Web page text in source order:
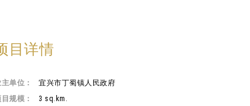
目详情
主单位：
宜兴市丁蜀镇人民政府
规模：
3 sq.km.